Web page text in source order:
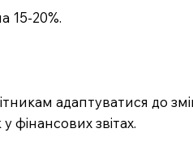
15-20%.
адаптуватися до
фінансових звітах.